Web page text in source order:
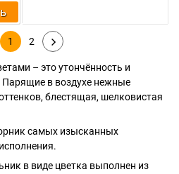
1 2
– это утончённость и
в воздухе нежные
блестящая, шелковистая
самых изысканных
в виде цветка выполнен из